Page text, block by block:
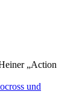
„Action